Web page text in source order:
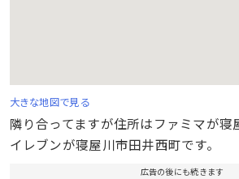
大きな地図で見る
隣り合ってますが住所はファミマが寝
イレブンが寝屋川市田井西町です。
広告の後にも続きます